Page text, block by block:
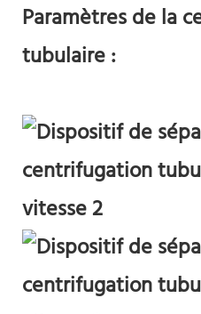
Paramètres de la
tubulaire :